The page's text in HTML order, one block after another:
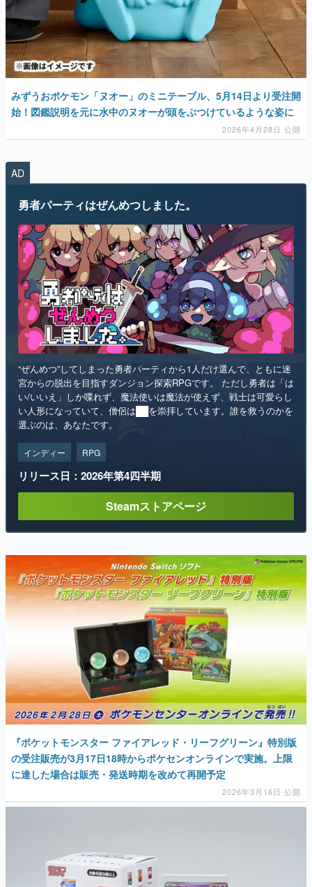
みずうおポケモン「ヌオー」のミニテーブル、5月14日より受注開
始！図鑑説明を元に水中のヌオーが頭をぶつけているような姿に
2026年4月28日 公開
AD
勇者パーティはぜんめつしました。
“ぜんめつ”してしまった勇者パーティから1人だけ選んで、ともに迷
宮からの脱出を目指すダンジョン探索RPGです。 ただし勇者は「は
い/いいえ」しか喋れず、魔法使いは魔法が使えず、戦士は可愛らし
い人形になっていて、僧侶は██を崇拝しています。誰を救うのかを
選ぶのは、あなたです。
インディー RPG
リリース日：2026年第4四半期
Steamストアページ
『ポケットモンスター ファイアレッド・リーフグリーン』特別版
の受注販売が3月17日18時からポケセンオンラインで実施。上限
に達した場合は販売・発送時期を改めて再開予定
2026年3月16日 公開